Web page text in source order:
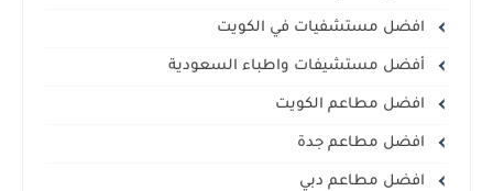
افضل مستشفيات في الكويت
أفضل مستشيفات واطباء السعودية
افضل مطاعم الكويت
افضل مطاعم جدة
افضل مطاعم دبي